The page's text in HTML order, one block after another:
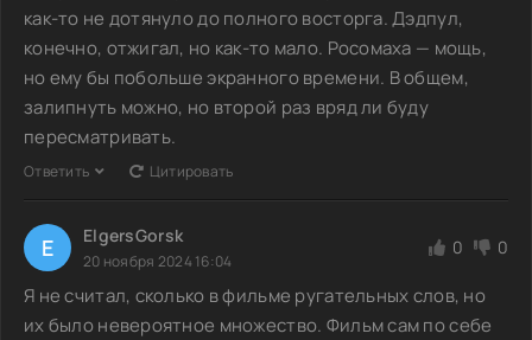
как-то не дотянуло до полного восторга. Дэдпул,
конечно, отжигал, но как-то мало. Росомаха — мощь,
но ему бы побольше экранного времени. В общем,
залипнуть можно, но второй раз вряд ли буду
пересматривать.
Ответить Цитировать
E ElgersGorsk
20 ноября 2024 16:04
0 0
Я не считал, сколько в фильме ругательных слов, но
их было невероятное множество. Фильм сам по себе